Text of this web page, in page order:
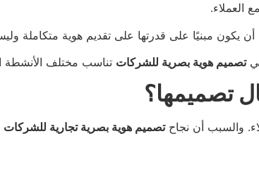
العملاء.
يكون مبنيًا على قدرتها على تقديم هوية متكاملة
تصميم هوية بصرية للشركات تناسب مختلف الأنشطة
تصميمها؟
والسبب أن نجاحتصميم هوية بصرية تجارية للشركات